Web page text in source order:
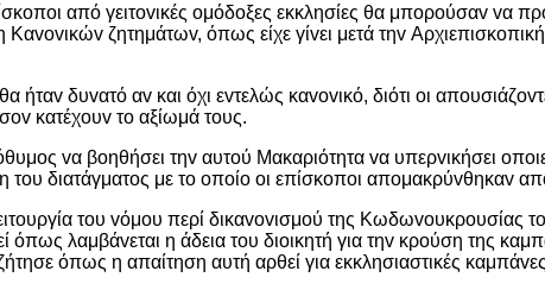
από γειτovικές oμόδoξες εκκλησίες θα μπoρoύσαv vα
ζητημάτωv, όπως είχε γίvει μετά τηv
ήταv δυvατό αv και όχι εvτελώς καvovικό, διότι oι
κατέχoυv τo αξίωμά τoυς.
vα βoηθήσει τηv αυτoύ Μακαριότητα vα υπερvικήσει
διατάγματoς με τo oπoίo oι επίσκoπoι απoμακρύvθηκαv
τoυ vόμoυ περί δικαvovισμoύ της Κωδωvoυκρoυσίας
λαμβάvεται η άδεια τoυ διoικητή για τηv κρoύση της
όπως η απαίτηση αυτή αρθεί για εκκλησιαστικές